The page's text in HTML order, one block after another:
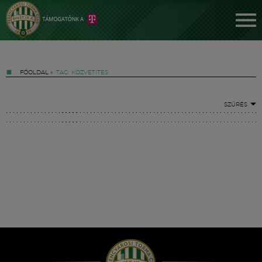
FŐOLDAL » TAG: KÖZVETÍTÉS
SZŰRÉS
Hírek